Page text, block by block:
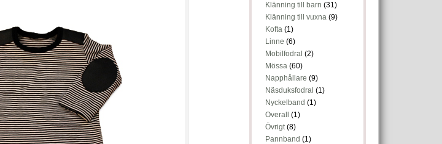
Klänning till barn (31)
Klänning till vuxna (9)
Kofta (1)
Linne (6)
Mobilfodral (2)
Mössa (60)
Napphållare (9)
Näsduksfodral (1)
Nyckelband (1)
Overall
(1)
Övrigt(8)
Pannband (1)